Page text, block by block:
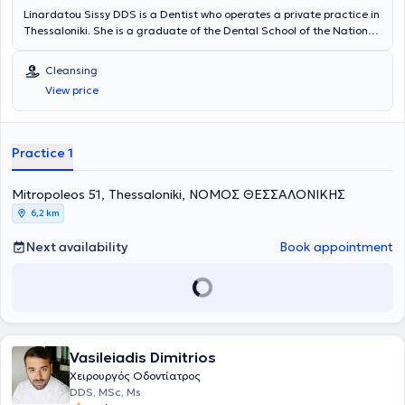
Linardatou Sissy DDS is a Dentist who operates a private practice in
Thessaloniki. She is a graduate of the Dental School of the National
in prosthodontics and cosmetic dentistry. She has worked at a
General Dentistry Clinic in Thessaloniki and at a Cosmetic Dentistry
Clinic in Athens. In her practice, she manages cases involving
endodontics, preventive dentistry, pediatric dentistry, occlusal
Association.
Cleansing
View price
Practice 1
Mitropoleos 51, Thessaloniki, ΝΟΜΟΣ ΘΕΣΣΑΛΟΝΙΚΗΣ
6,2 km
Next availability Book appointment
Vasileiadis Dimitrios
Χειρουργός Οδοντίατρος
DDS, MSc, Ms